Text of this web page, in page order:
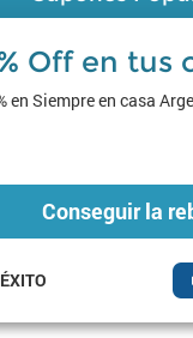
Off en tus
en Siempre en casa
Conseguir la